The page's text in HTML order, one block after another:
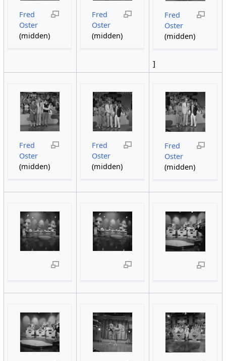
Fred
Oster
(midden)
Fred
Oster
(midden)
Fred
Oster
(midden)
]
Fred
Oster
(midden)
Fred
Oster
(midden)
Fred
Oster
(midden)